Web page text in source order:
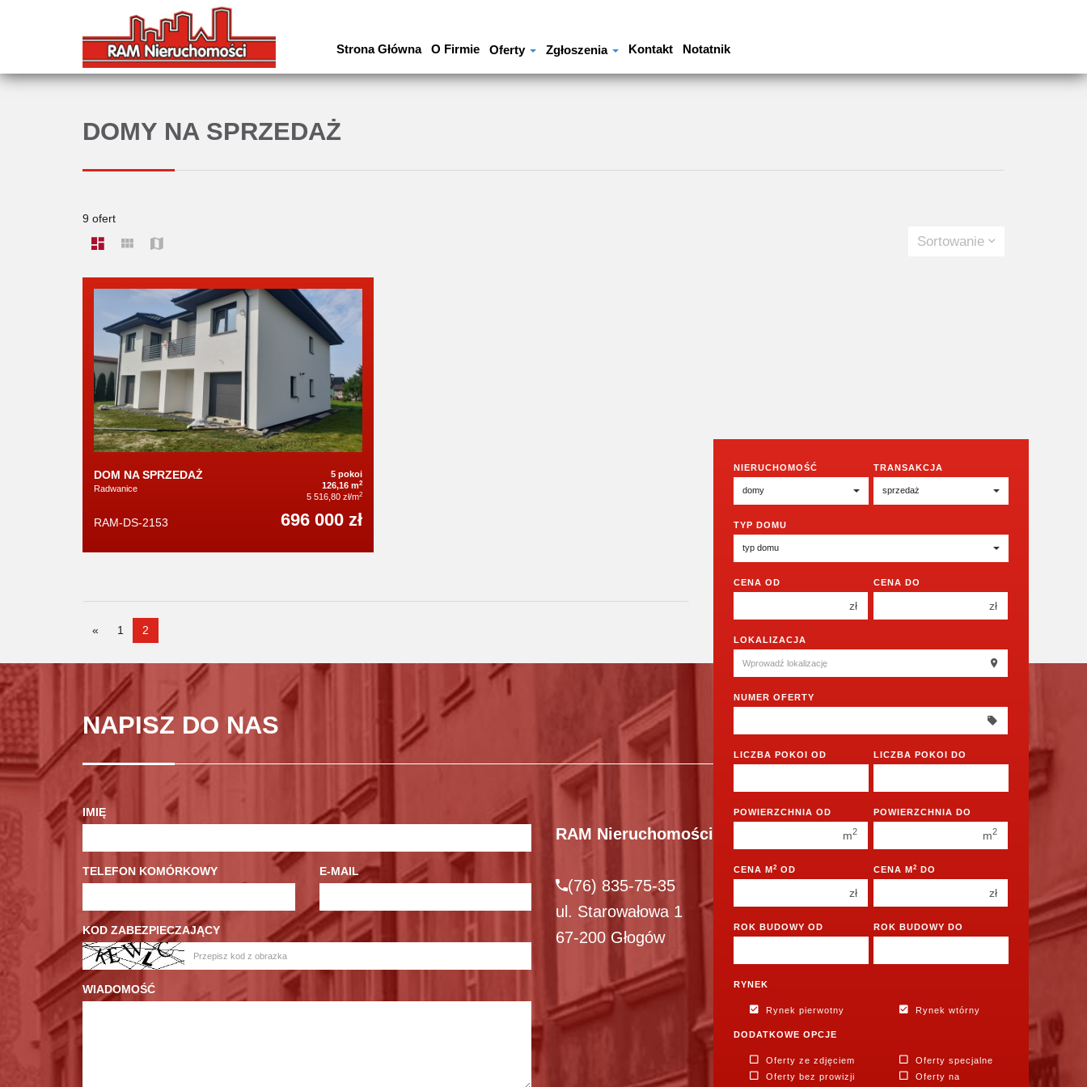
Strona Główna O Firmie Oferty Zgłoszenia Kontakt Notatnik
DOMY NA SPRZEDAŻ
9 ofert
Sortowanie
DOM NA SPRZEDAŻ
Radwanice
5 pokoi
126,16 m2
5 516,80 zł/m2
RAM-DS-2153 696 000 zł
« 1 2
NIERUCHOMOŚĆ TRANSAKCJA
TYP DOMU
CENA OD
zł
250 000 zł
300 000 zł
400 000 zł
CENA DO
zł
250 000 zł
400 000 zł
LOKALIZACJA
NUMER OFERTY
LICZBA POKOI OD
3 pokoje
4 pokoje
6 pokoi
LICZBA POKOI DO
3 pokoje
4 pokoje
6 pokoi
POWIERZCHNIA OD
m2
POWIERZCHNIA DO
m2
CENA M2 OD
zł
CENA M2DO
zł
ROK BUDOWY OD ROK BUDOWY DO
RYNEK
Rynek pierwotny Rynek wtórny
DODATKOWE OPCJE
Oferty ze zdjęciem
Oferty specjalne
Oferty bez prowizji
Oferty na
NAPISZ DO NAS
IMIĘ
TELEFON KOMÓRKOWY E-MAIL
KOD ZABEZPIECZAJĄCY
WIADOMOŚĆ
RAM Nieruchomości
(76) 835-75-35
ul. Starowałowa 1
67-200 Głogów